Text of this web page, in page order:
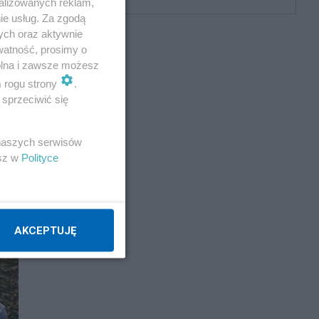
usług. Za zgodą
oraz aktywnie
prosimy o
i zawsze możesz
rogu strony
.
się
serwisów
w Polityce
AKCEPTUJĘ